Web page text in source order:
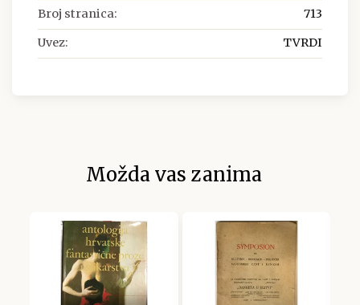
Broj stranica: 713
Uvez: TVRDI
Možda vas zanima